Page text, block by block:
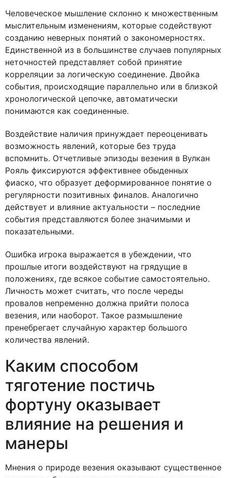
Человеческое мышление склонно к множественным
мыслительным изменениям, которые содействуют
созданию неверных понятий о закономерностях.
Единственной из в большинстве случаев популярных
неточностей представляет собой принятие
корреляции за логическую соединение. Двойка
события, происходящие параллельно или в близкой
хронологической цепочке, автоматически
понимаются как соединенные.
Воздействие наличия принуждает переоценивать
возможность явлений, которые без труда
вспомнить. Отчетливые эпизоды везения в Вулкан
Рояль фиксируются эффективнее обыденных
фиаско, что образует деформированное понятие о
регулярности позитивных финалов. Аналогично
действует и влияние актуальности – последние
события представляются более значимыми и
показательными.
Ошибка игрока выражается в убеждении, что
прошлые итоги воздействуют на грядущие в
положениях, где всякое событие самостоятельно.
Личность может считать, что после череды
провалов непременно должна прийти полоса
везения, или наоборот. Такое размышление
пренебрегает случайную характер большого
количества явлений.
Каким способом
тяготение постичь
фортуну оказывает
влияние на решения и
манеры
Мнения о природе везения оказывают существенное